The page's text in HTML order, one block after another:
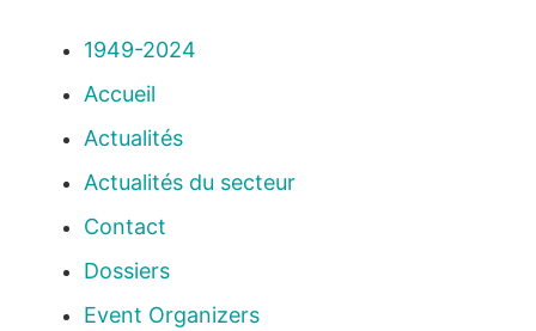
1949-2024
Accueil
Actualités
Actualités du secteur
Contact
Dossiers
Event Organizers